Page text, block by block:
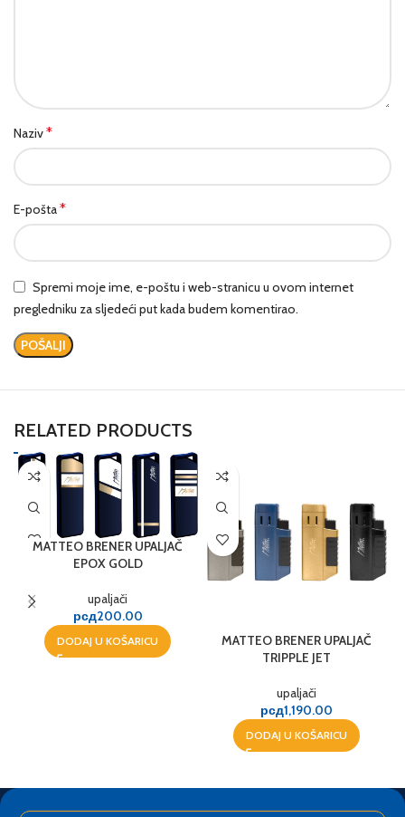
Naziv*
E-pošta*
Spremi moje ime, e-poštu i web-stranicu u ovom internet
pregledniku za sljedeći put kada budem komentirao.
RELATED PRODUCTS
MATTEO BRENER UPALJAČ
EPOX GOLD
upaljači
рсд200.00
DODAJ U KOŠARICU
MATTEO BRENER UPALJAČ
TRIPPLE JET
upaljači
рсд1,190.00
DODAJ U KOŠARICU